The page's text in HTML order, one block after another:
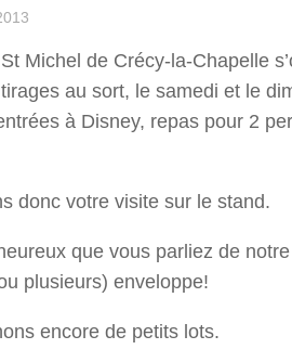
Michel de Crécy-la-Chapelle
au sort, le samedi et le
à Disney, repas pour 2
donc votre visite sur le stand.
que vous parliez de
plusieurs) enveloppe!
encore de petits lots.